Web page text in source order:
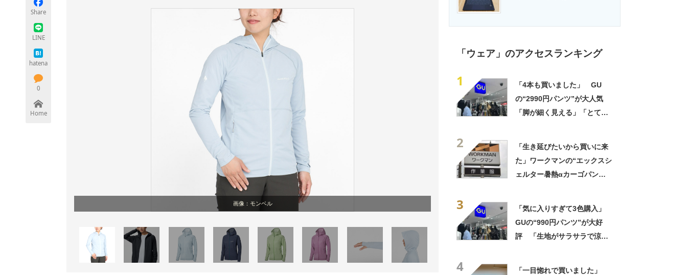
Share
LINE
hatena
0
Home
画像：モンベル
「ウェア」のアクセスランキング
1
「4本も買いました」 GU
の“2990円パンツ”が大人気
「脚が細く見える」「とても
2
「生き延びたいから買いに来
た」ワークマンの“エックスシ
ェルター暑熱αカーゴパン
3
「気に入りすぎて3色購入」
GUの“990円パンツ”が大好
評 「生地がサラサラで涼し
4
「一目惚れで買いました」